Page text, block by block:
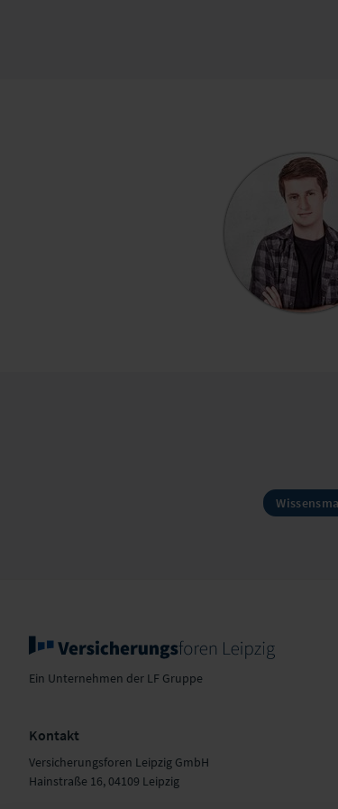
Ein Unternehmen der LF Gruppe
Kontakt
Versicherungsforen Leipzig GmbH
Hainstraße 16, 04109 Leipzig